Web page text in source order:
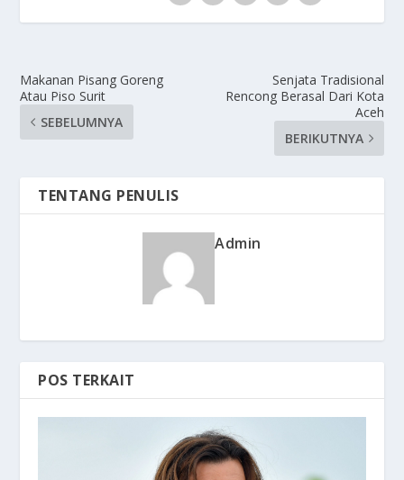
Makanan Pisang Goreng
Atau Piso Surit
SEBELUMNYA
Senjata Tradisional
Rencong Berasal Dari Kota
Aceh
BERIKUTNYA
TENTANG PENULIS
Admin
POS TERKAIT